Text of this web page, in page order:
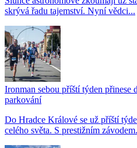
skrývá řadu tajemství. Nyní vědci...
Ironman sebou příští týden přinese
parkování
Do Hradce Králové se už příští
celého světa. S prestižním